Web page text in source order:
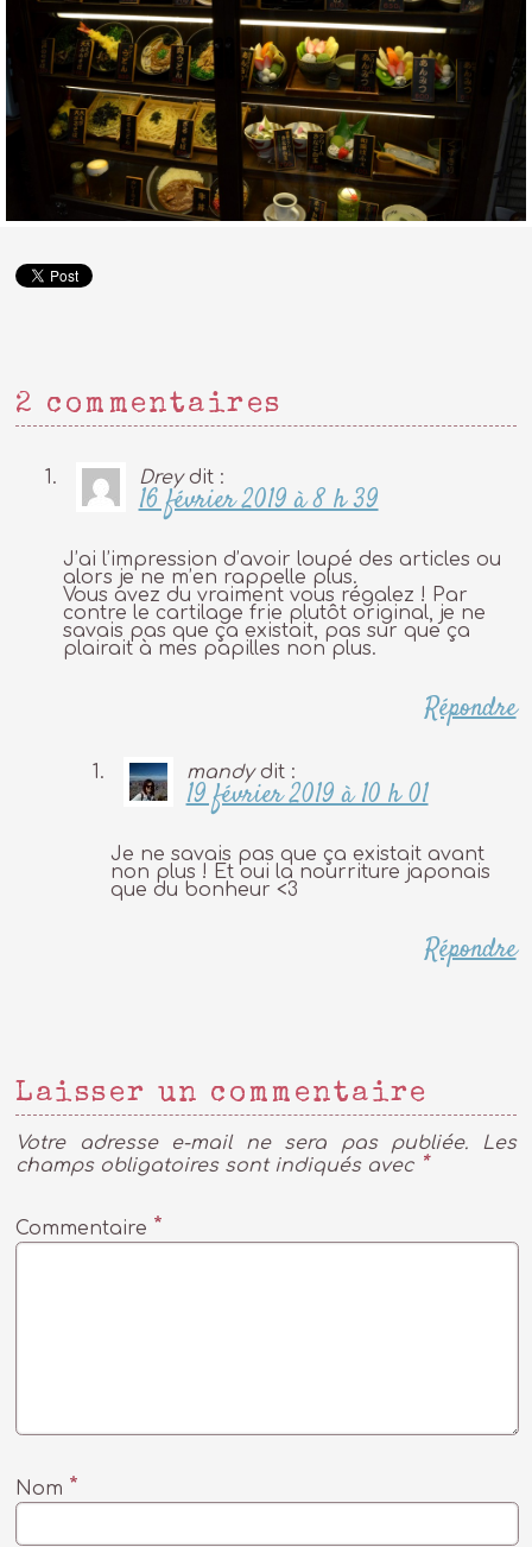
2 commentaires
Drey dit :
16 février 2019 à 8 h 39
J’ai l’impression d’avoir loupé des articles ou
alors je ne m’en rappelle plus.
Vous avez du vraiment vous régalez ! Par
contre le cartilage frie plutôt original, je ne
savais pas que ça existait, pas sur que ça
plairait à mes papilles non plus.
Répondre
mandy dit :
19 février 2019 à 10 h 01
Je ne savais pas que ça existait avant
non plus ! Et oui la nourriture japonais
que du bonheur <3
Répondre
Laisser un commentaire
Votre adresse e-mail ne sera pas publiée.
Les
champs obligatoires sont indiqués avec *
Commentaire *
Nom *